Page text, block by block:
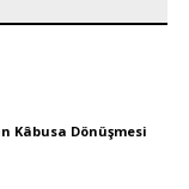
Kâbusa Dönüşmesi